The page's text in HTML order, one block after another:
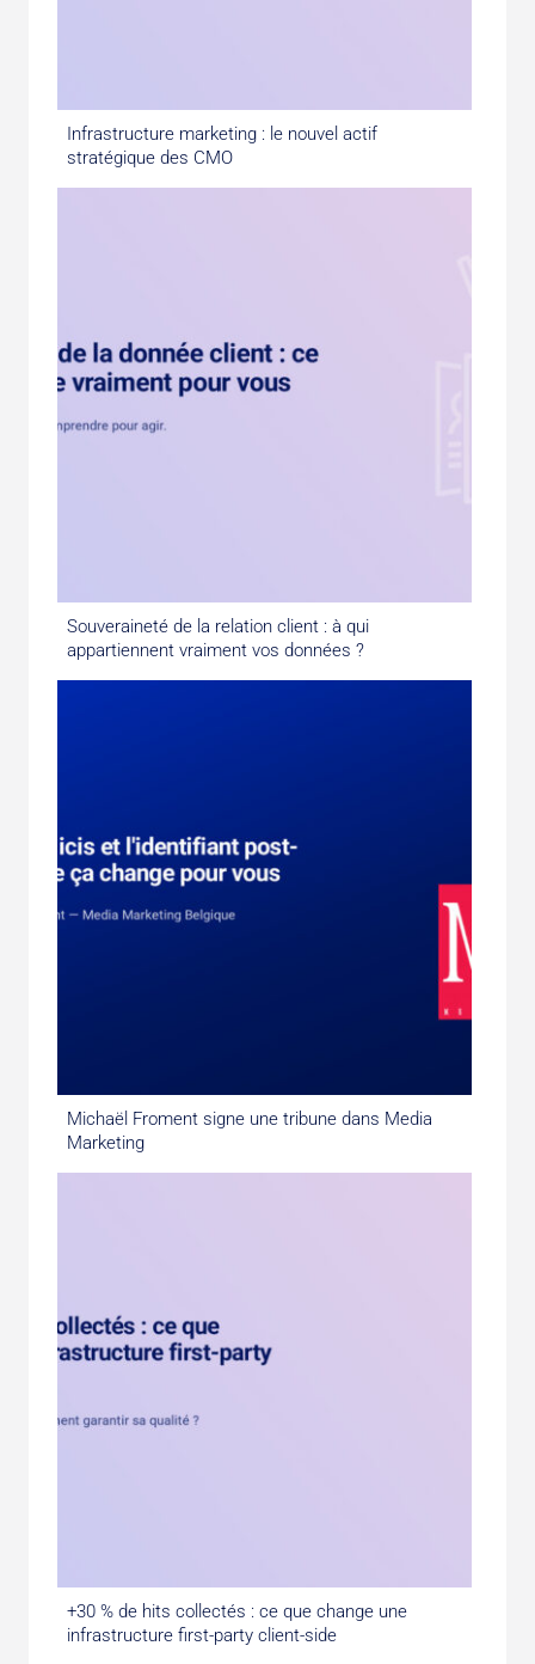
Infrastructure marketing : le nouvel actif
stratégique des CMO
Souveraineté de la relation client : à qui
appartiennent vraiment vos données ?
Michaël Froment signe une tribune dans Media
Marketing
+30 % de hits collectés : ce que change une
infrastructure first-party client-side